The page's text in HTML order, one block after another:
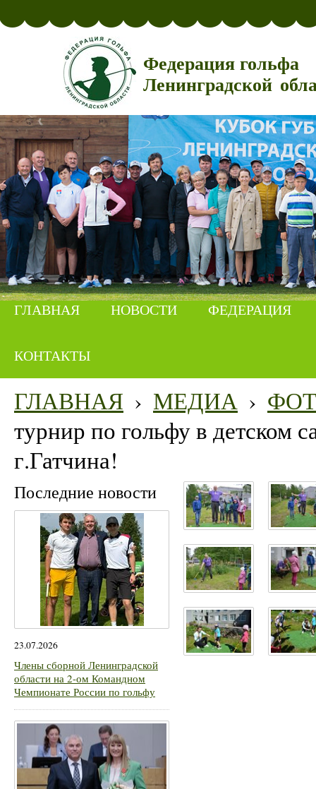
Федерация гольфа
Ленинградской
ГЛАВНАЯ НОВОСТИ ФЕДЕРАЦИЯ
КОНТАКТЫ
ГЛАВНАЯ › МЕДИА ›
турнир по гольфу в детском
г.Гатчина!
Последние новости
23.07.2026
Члены сборной Ленинградской
области на 2-ом Командном
Чемпионате России по гольфу